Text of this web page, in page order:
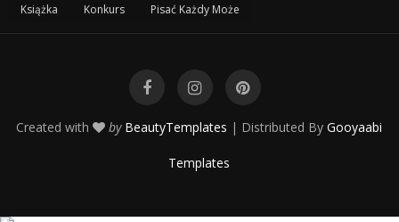
Książka
Konkurs Pisać Każdy Może
Created with by BeautyTemplates | Distributed ByGooyaabi
Templates